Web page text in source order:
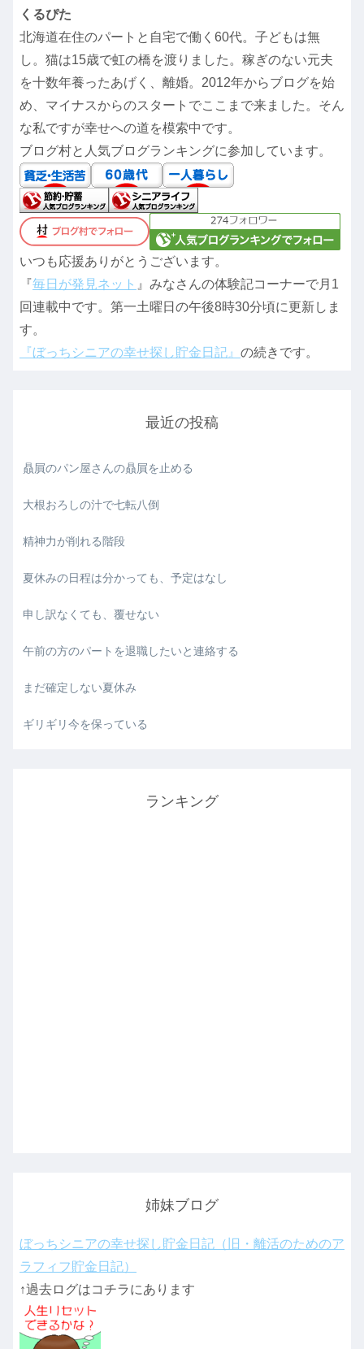
くるぴた
北海道在住のパートと自宅で働く60代。子どもは無
し。猫は15歳で虹の橋を渡りました。稼ぎのない元夫
を十数年養ったあげく、離婚。2012年からブログを始
め、マイナスからのスタートでここまで来ました。そん
な私ですが幸せへの道を模索中です。
ブログ村と人気ブログランキングに参加しています。
いつも応援ありがとうございます。
『毎日が発見ネット 』みなさんの体験記コーナーで月1
回連載中です。第一土曜日の午後8時30分頃に更新しま
す。
『ぼっちシニアの幸せ探し貯金日記』 の続きです。
最近の投稿
贔屓のパン屋さんの贔屓を止める
大根おろしの汁で七転八倒
精神力が削れる階段
夏休みの日程は分かっても、予定はなし
申し訳なくても、覆せない
午前の方のパートを退職したいと連絡する
まだ確定しない夏休み
ギリギリ今を保っている
ランキング
姉妹ブログ
ぼっちシニアの幸せ探し貯金日記（旧・離活のためのア
ラフィフ貯金日記）
↑過去ログはコチラにあります